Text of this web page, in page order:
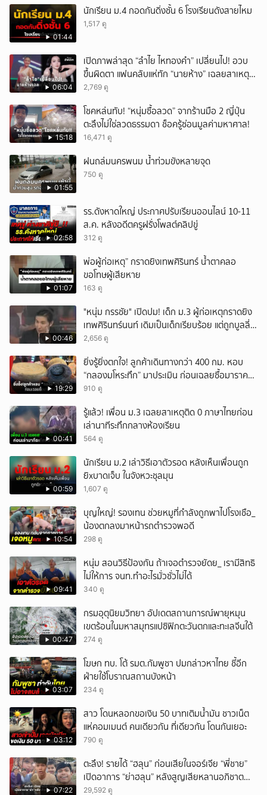
01:44
นักเรียน ม.4 กอดกันดิ่งชั้น 6 โรงเรียนดังสายไหม
1,517 ดู
06:04
เปิดภาพล่าสุด “ลำไย ไหทองคำ” เปลี่ยนไป! อวบ
ขึ้นผิดตา แฟนคลับแห่ทัก “นายห้าง” เฉลยสาเหตุ
ชัด!
2,769 ดู
15:18
โชคหล่นทับ! “หนุ่มซื้อลวด” จากร้านมือ 2 ญี่ปุ่น
ตะลึงไม่ใช่ลวดธรรมดา ช็อครู้ซ่อนมูลค่ามหาศาล!
16,471 ดู
01:55
ฝนถล่มนครพนม น้ำท่วมขังหลายจุด
750 ดู
02:58
รร.ดังหาดใหญ่ ประกาศปรับเรียนออนไลน์ 10-11
ส.ค. หลังอดีตครูฝรั่งโพสต์คลิปขู่
312 ดู
01:07
พ่อผู้ก่อเหตุ” กราดยิงเทพศิรินทร์ น้ำตาคลอ
ขอโทษผู้เสียหาย
163 ดู
00:46
"หนุ่ม กรรชัย" เปิดปม! เด็ก ม.3 ผู้ก่อเหตุกราดยิง
เทพศิรินทร์นนท์ เดิมเป็นเด็กเรียบร้อย แต่ถูกบูลลี่
หนัก คาดแรงกดดันสะสมกลายเป็นแรงแค้น จนก่อ
2,656 ดู
19:29
ยิ่งรู้ยิ่งตกใจ! ลูกค้าเดินทางกว่า 400 กม. หอบ
“กลองมโหระทึก” มาประเมิน ก่อนเฉลยซื้อมาราคา
เท่าไหร่?
910 ดู
00:41
รู้แล้ว! เพื่อน ม.3 เฉลยสาเหตุติด 0 ภาษาไทยก่อน
เล่านาทีระทึกกลางห้องเรียน
564 ดู
00:59
นักเรียน ม.2 เล่าวิธีเอาตัวรอด หลังเห็นเพื่อนถูก
ยิxบาดเจ็บ ในจังหวะชุลมุน
1,607 ดู
10:54
บุญใหญ่! รองเทน ช่วยหมูที่กำลังถูกพาไปโรงเชือ_
น้องตกลงมาหน้ารถตำรวจพอดี
298 ดู
09:41
หนุ่ม สอนวิธีป้องกัน ถ้าเจอตำรวจยัดย_ เรามีสิทธิ
ไม่ให้การ จนท.ทำอะไรมั่วซั่วไม่ได้
340 ดู
00:47
กรมอุตุนิยมวิทยา อัปเดตสถานการณ์พายุหมุน
เขตร้อนในมหาสมุทรแปซิฟิกตะวันตกและทะเลจีนใต้
274 ดู
03:07
โฆษก ทบ. โต้ รมต.กัมพูชา ปมกล่าวหาไทย ชี้อีก
ฝ่ายใช้โบราณสถานบังหน้า
234 ดู
03:12
สาว โดนหลอกขอเงิน 50 บาทเติมน้ำมัน ชาวเน็ต
แห่คอมเมนต์ คนเดียวกัน ที่เดียวกัน โดนกันเยอะ
790 ดู
07:22
ตะลึง! รายได้ “ฮลุน” ก่อนเสียในจอร์เจีย “พี่ชาย”
เปิดอาการ “ย่าฮลุน” หลังสูญเสียหลานอภิชาต
บุตร!
29,592 ดู